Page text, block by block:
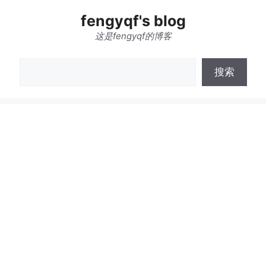
fengyqf's blog
这是fengyqf的博客
搜索